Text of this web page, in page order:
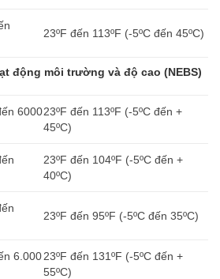
23ºF đến 113ºF (-5ºC đến 45ºC)
động môi trường và độ cao (NEBS)
600023ºF đến 113ºF (-5ºC đến +
45ºC)
23ºF đến 104ºF (-5ºC đến +
40ºC)
23ºF đến 95ºF (-5ºC đến 35ºC)
6.00023ºF đến 131ºF (-5ºC đến +
55ºC)